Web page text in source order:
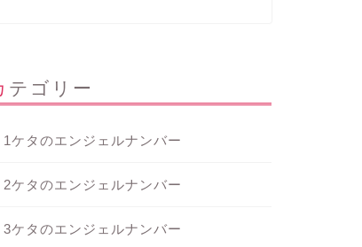
カテゴリー
1ケタのエンジェルナンバー
2ケタのエンジェルナンバー
3ケタのエンジェルナンバー